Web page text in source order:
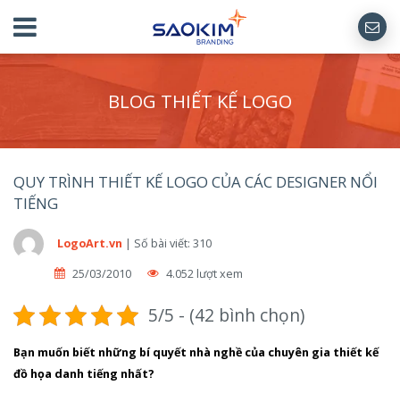
BLOG THIẾT KẾ LOGO
QUY TRÌNH THIẾT KẾ LOGO CỦA CÁC DESIGNER NỔI
TIẾNG
LogoArt.vn | Số bài viết: 310
25/03/2010
4.052 lượt xem
5/5 - (42 bình chọn)
Bạn muốn biết những bí quyết nhà nghề của chuyên gia thiết kế
đồ họa danh tiếng nhất?